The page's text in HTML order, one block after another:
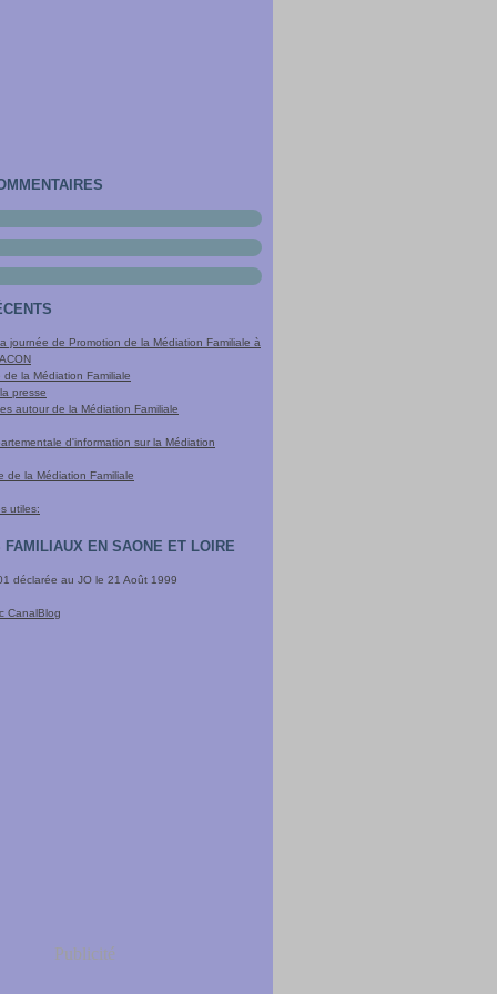
journée de Promotion de la Médiation Familiale à
la Médiation Familiale
presse
autour de la Médiation Familiale
d'information sur la Médiation
de la Médiation Familiale
utiles:
FAMILIAUX EN SAONE ET LOIRE
déclarée au JO le 21 Août 1999
CanalBlog
Publicité